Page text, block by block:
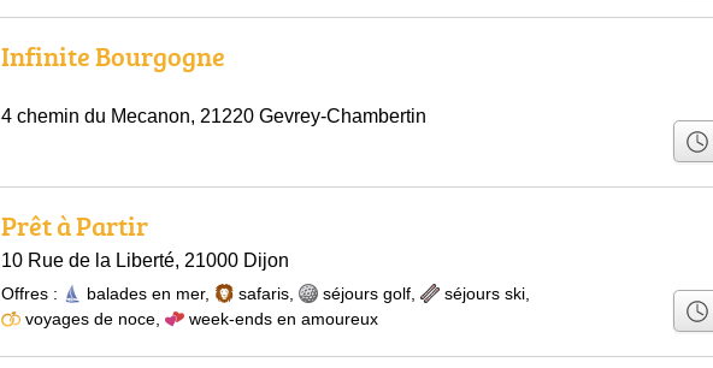
Infinite Bourgogne
4 chemin du Mecanon, 21220 Gevrey-Chambertin
Prêt à Partir
10 Rue de la Liberté, 21000 Dijon
Offres : balades en mer, safaris séjours golf séjours ski
voyages de noce
week-ends en amoureux